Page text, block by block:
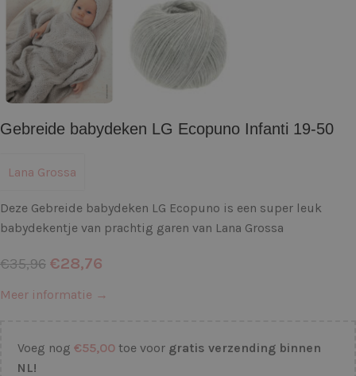
Gebreide babydeken LG Ecopuno Infanti 19-50
Lana Grossa
Deze Gebreide babydeken LG Ecopuno is een super leuk
babydekentje van prachtig garen van Lana Grossa
€35,96 €28,76
Meer informatie →
Voeg nog €55,00 toe voor gratis verzending binnen
NL!